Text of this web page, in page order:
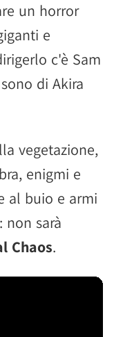
un horror
e
c'è Sam
di Akira
vegetazione,
enigmi e
al buio e armi
non sarà
Chaos.